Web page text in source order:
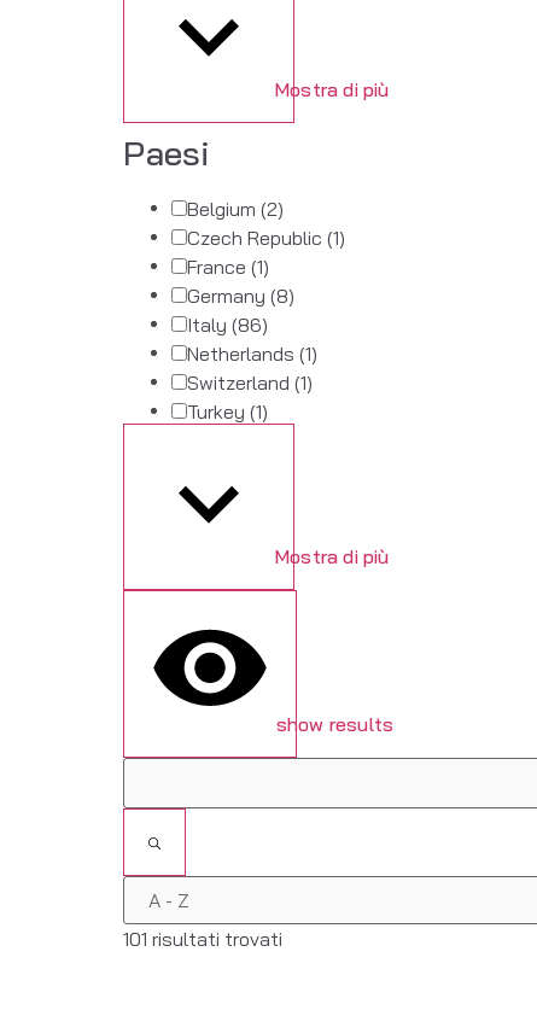
Mostra di più
Paesi
Belgium (2)
Czech Republic (1)
France (1)
Germany (8)
Italy (86)
Netherlands (1)
Switzerland (1)
Turkey (1)
Mostra di più
show results
101 risultati trovati